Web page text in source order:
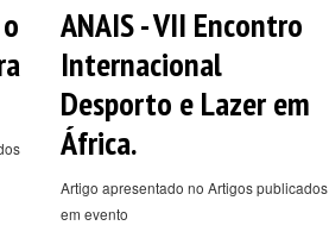
ANAIS - VII Encontro
Internacional
Desporto e Lazer em
África.
Artigo apresentado no Artigos publicados
em evento